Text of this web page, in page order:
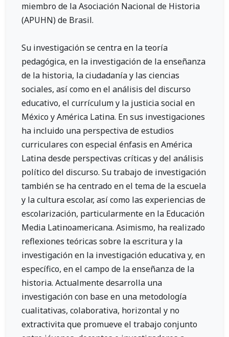
miembro de la Asociación Nacional de Historia
(APUHN) de Brasil.
Su investigación se centra en la teoría
pedagógica, en la investigación de la enseñanza
de la historia, la ciudadanía y las ciencias
sociales, así como en el análisis del discurso
educativo, el currículum y la justicia social en
México y América Latina. En sus investigaciones
ha incluido una perspectiva de estudios
curriculares con especial énfasis en América
Latina desde perspectivas críticas y del análisis
político del discurso. Su trabajo de investigación
también se ha centrado en el tema de la escuela
y la cultura escolar, así como las experiencias de
escolarización, particularmente en la Educación
Media Latinoamericana. Asimismo, ha realizado
reflexiones teóricas sobre la escritura y la
investigación en la investigación educativa y, en
específico, en el campo de la enseñanza de la
historia. Actualmente desarrolla una
investigación con base en una metodología
cualitativas, colaborativa, horizontal y no
extractivita que promueve el trabajo conjunto